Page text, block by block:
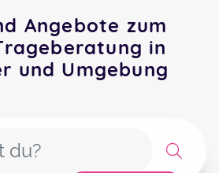
Angebote zum
in
und Umgebung